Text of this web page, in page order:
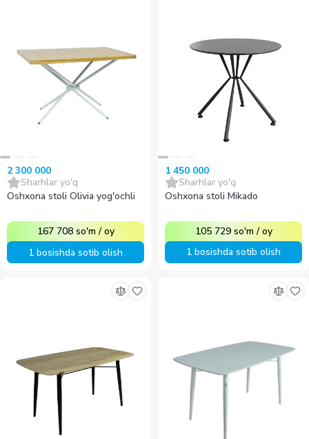
2 300 000
Sharhlar yo'q
Oshxona stoli Olivia yog'ochli
167 708 so'm /oy
1 bosishda sotib olish
1 450 000
Sharhlar yo'q
Oshxona stoli Mikado
105 729 so'm /oy
1 bosishda sotib olish